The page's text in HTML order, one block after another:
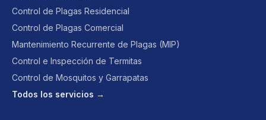
Control de Plagas Residencial
Control de Plagas Comercial
Mantenimiento Recurrente de Plagas (MIP)
Control e Inspección de Termitas
Control de Mosquitos y Garrapatas
Todos los servicios →